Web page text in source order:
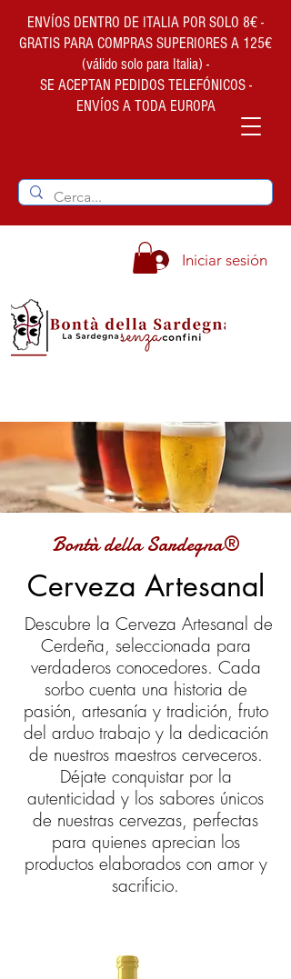
ENVÍOS DENTRO DE ITALIA POR SOLO 8€ -
GRATIS PARA COMPRAS SUPERIORES A 125€
(válido solo para Italia) -
SE ACEPTAN PEDIDOS TELEFÓNICOS -
ENVÍOS A TODA EUROPA
Iniciar sesión
Bontà della Sardegna®
Cerveza Artesanal
Descubre la Cerveza Artesanal de
Cerdeña, seleccionada para
verdaderos conocedores. Cada
sorbo cuenta una historia de
pasión, artesanía y tradición, fruto
del arduo trabajo y la dedicación
de nuestros maestros cerveceros.
Déjate conquistar por la
autenticidad y los sabores únicos
de nuestras cervezas, perfectas
para quienes aprecian los
productos elaborados con amor y
sacrificio.